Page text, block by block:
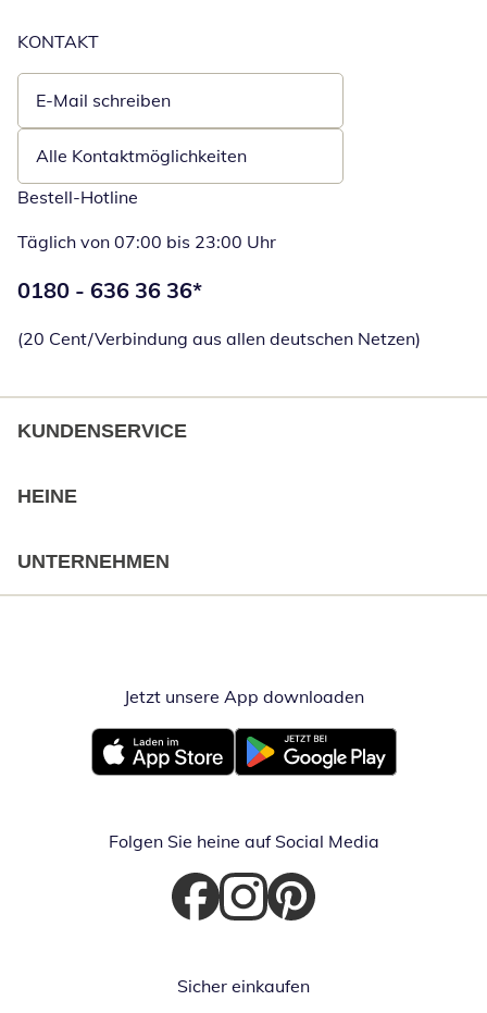
KONTAKT
E-Mail schreiben
Öffnet E-Mail-Client
Alle Kontaktmöglichkeiten
Bestell-Hotline
Täglich von 07:00 bis 23:00 Uhr
Telefonnummer:
0180 - 636 36 36*
(20 Cent/Verbindung aus allen deutschen Netzen)
KUNDENSERVICE
HEINE
UNTERNEHMEN
Jetzt unsere App downloadenÖffnet in
Öffnet in neuem FensterÖffnet in neuem Fenster
Folgen Sie heine auf Social Media
Öffnet in neuem Fenster
Öffnet in neuem Fenster
Öffnet in neuem Fenster
Sicher einkaufen